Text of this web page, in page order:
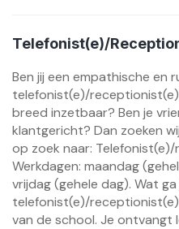
Telefonist(e)/
Ben jij een empathische en
telefonist(e)/
breed inzetbaar? Ben je
klantgericht? Dan zoeken
op zoek naar:
Werkdagen: maandag
vrijdag (gehele dag). Wat
telefonist(e)/
van de school. Je ontvangt